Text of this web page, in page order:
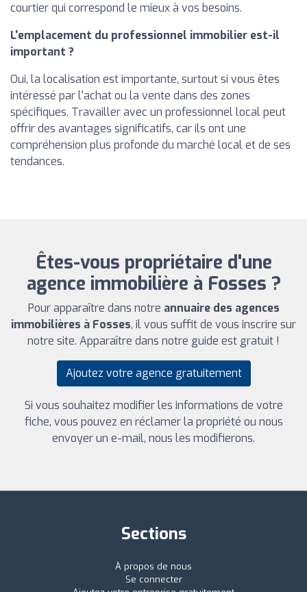
courtier qui correspond le mieux à vos besoins.
L'emplacement du professionnel immobilier est-il
important ?
Oui, la localisation est importante, surtout si vous êtes
intéressé par l'achat ou la vente dans des zones
spécifiques. Travailler avec un professionnel local peut
offrir des avantages significatifs, car ils ont une
compréhension plus profonde du marché local et de ses
tendances.
Êtes-vous propriétaire d'une
agence immobilière à Fosses ?
Pour apparaître dans notre annuaire des agences
immobilières à Fosses, il vous suffit de vous inscrire sur
notre site. Apparaître dans notre guide est gratuit !
Ajoutez votre agence gratuitement
Si vous souhaitez modifier les informations de votre
fiche, vous pouvez en réclamer la propriété ou nous
envoyer un e-mail, nous les modifierons.
Sections
À propos de nous
Se connecter